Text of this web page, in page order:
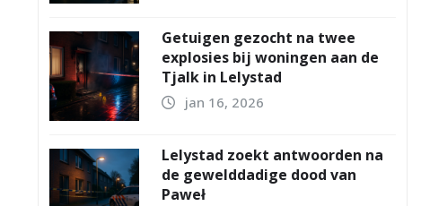
Getuigen gezocht na twee
explosies bij woningen aan de
Tjalk in Lelystad
jan 16, 2026
Lelystad zoekt antwoorden na
de gewelddadige dood van
Paweł